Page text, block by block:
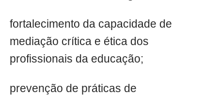
fortalecimento da capacidade de
mediação crítica e ética dos
profissionais da educação;
prevenção de práticas de